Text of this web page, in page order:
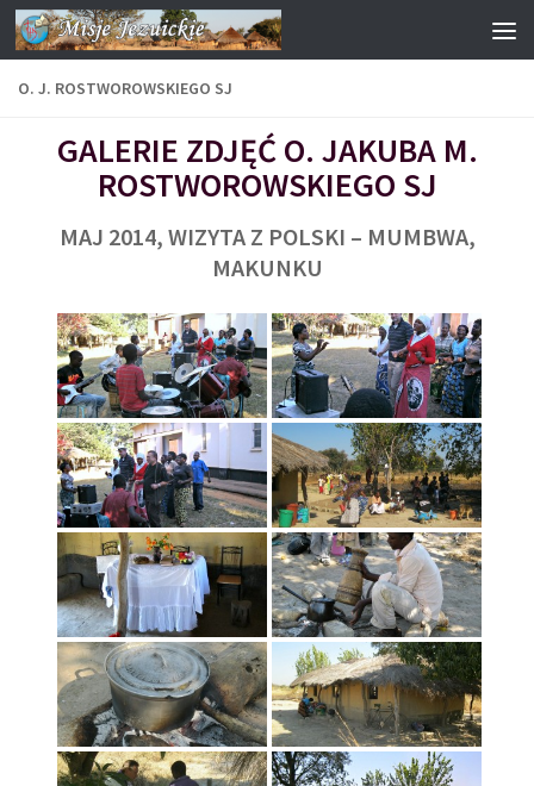
Przejdź do treści
O. J. ROSTWOROWSKIEGO SJ
GALERIE ZDJĘĆ O. JAKUBA M.
ROSTWOROWSKIEGO SJ
MAJ 2014, WIZYTA Z POLSKI – MUMBWA,
MAKUNKU